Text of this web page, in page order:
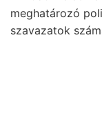
meghatározó
szavazatok